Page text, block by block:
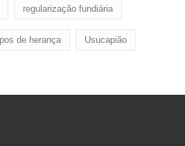
regularização fundiária
de herança Usucapião